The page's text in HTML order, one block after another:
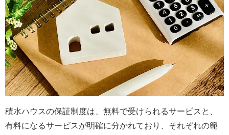
積水ハウスの保証制度は、無料で受けられるサービスと、
有料になるサービスが明確に分かれており、それぞれの範